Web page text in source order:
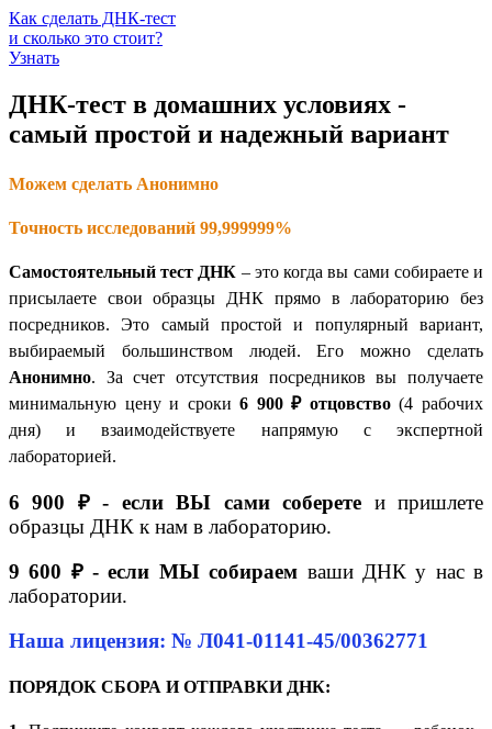
Как сделать ДНК-тест
и сколько это стоит?
Узнать
ДНК-тест в домашних условиях -
самый простой и надежный вариант
Можем сделать Анонимно
Точность исследований 99,999999%
Самостоятельный тест ДНК – это когда вы сами собираете и
присылаете свои образцы ДНК прямо в лабораторию без
посредников. Это самый простой и популярный вариант,
выбираемый большинством людей. Его можно сделать
Анонимно. За счет отсутствия посредников вы получаете
минимальную цену и сроки6 900 ₽ отцовство(4 рабочих
дня) и взаимодействуете напрямую с экспертной
лабораторией.
6 900 ₽ - если ВЫ сами соберете и пришлете
образцы ДНК к нам в лабораторию.
9 600 ₽ - если МЫ собираем ваши ДНК у нас в
лаборатории.
Наша лицензия: № Л041-01141-45/00362771
ПОРЯДОК СБОРА И ОТПРАВКИ ДНК: